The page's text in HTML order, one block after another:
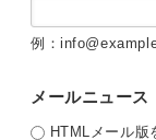
例：
メールニュース
HTMLメール版